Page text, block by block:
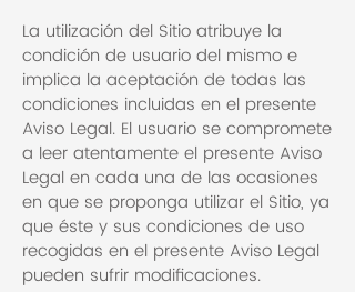
La utilización del Sitio atribuye la
condición de usuario del mismo e
implica la aceptación de todas las
condiciones incluidas en el presente
Aviso Legal. El usuario se compromete
a leer atentamente el presente Aviso
Legal en cada una de las ocasiones
en que se proponga utilizar el Sitio, ya
que éste y sus condiciones de uso
recogidas en el presente Aviso Legal
pueden sufrir modificaciones.